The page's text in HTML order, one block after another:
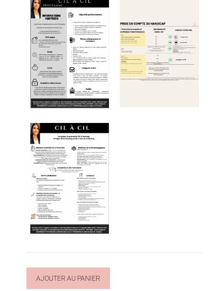
AJOUTER AU PANIER